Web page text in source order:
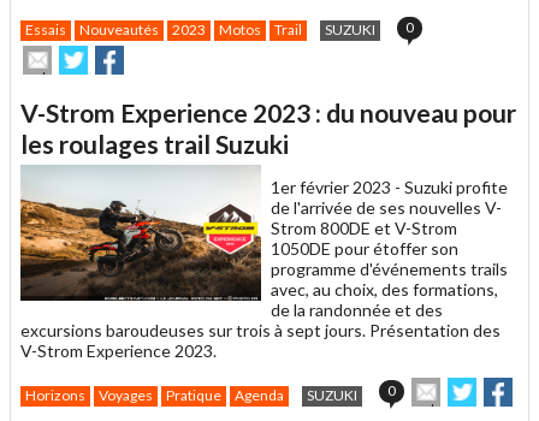
Essais Nouveautés 2023 Motos Trail SUZUKI 0
Envoyer
cet
à
un
ami
Partager
sur
sur
V-Strom Experience 2023 : du nouveau pour
les roulages trail Suzuki
1er février 2023 - Suzuki profite
de l'arrivée de ses nouvelles V-
Strom 800DE et V-Strom
1050DE pour étoffer son
programme d'événements trails
avec, au choix, des formations,
de la randonnée et des
excursions baroudeuses sur trois à sept jours. Présentation des
V-Strom Experience 2023.
Horizons Voyages Pratique Agenda SUZUKI 0
Envoyer
cet sur sur